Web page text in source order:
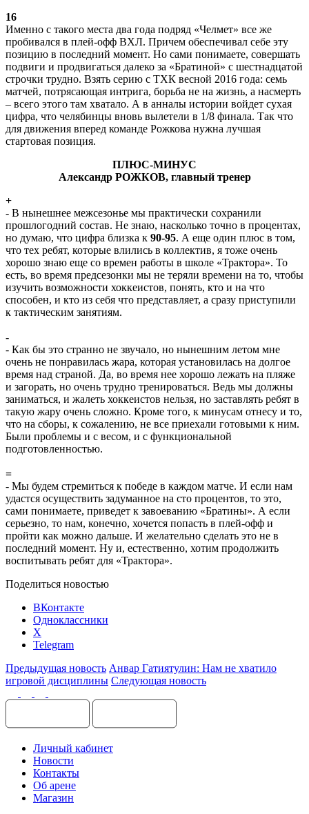
16
Именно с такого места два года подряд «Челмет» все же
пробивался в плей-офф ВХЛ. Причем обеспечивал себе эту
позицию в последний момент. Но сами понимаете, совершать
подвиги и продвигаться далеко за «Братиной» с шестнадцатой
строчки трудно. Взять серию с ТХК весной 2016 года: семь
матчей, потрясающая интрига, борьба не на жизнь, а насмерть
– всего этого там хватало. А в анналы истории войдет сухая
цифра, что челябинцы вновь вылетели в 1/8 финала. Так что
для движения вперед команде Рожкова нужна лучшая
стартовая позиция.
ПЛЮС-МИНУС
Александр РОЖКОВ, главный тренер
+
- В нынешнее межсезонье мы практически сохранили
прошлогодний состав. Не знаю, насколько точно в процентах,
но думаю, что цифра близка к 90-95. А еще один плюс в том,
что тех ребят, которые влились в коллектив, я тоже очень
хорошо знаю еще со времен работы в школе «Трактора». То
есть, во время предсезонки мы не теряли времени на то, чтобы
изучить возможности хоккеистов, понять, кто и на что
способен, и кто из себя что представляет, а сразу приступили
к тактическим занятиям.
-
- Как бы это странно не звучало, но нынешним летом мне
очень не понравилась жара, которая установилась на долгое
время над страной. Да, во время нее хорошо лежать на пляже
и загорать, но очень трудно тренироваться. Ведь мы должны
заниматься, и жалеть хоккеистов нельзя, но заставлять ребят в
такую жару очень сложно. Кроме того, к минусам отнесу и то,
что на сборы, к сожалению, не все приехали готовыми к ним.
Были проблемы и с весом, и с функциональной
подготовленностью.
=
- Мы будем стремиться к победе в каждом матче. И если нам
удастся осуществить задуманное на сто процентов, то это,
сами понимаете, приведет к завоеванию «Братины». А если
серьезно, то нам, конечно, хочется попасть в плей-офф и
пройти как можно дальше. И желательно сделать это не в
последний момент. Ну и, естественно, хотим продолжить
воспитывать ребят для «Трактора».
Поделиться новостью
ВКонтакте
Одноклассники
X
Telegram
Предыдущая новость Анвар Гатиятулин: Нам не хватило
игровой дисциплины Следующая новость
Личный кабинет
Новости
Контакты
Об арене
Магазин